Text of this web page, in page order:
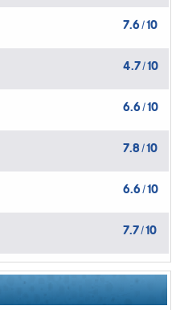
7.6 /10
4.7/10
6.6 /10
7.8 /10
6.6 /10
7.7/10